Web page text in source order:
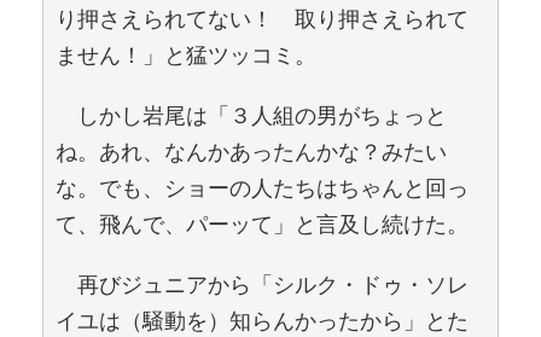
り押さえられてない！ 取り押さえられて
ません！」と猛ツッコミ。
しかし岩尾は「３人組の男がちょっと
ね。あれ、なんかあったんかな？みたい
な。でも、ショーの人たちはちゃんと回っ
て、飛んで、パーッて」と言及し続けた。
再びジュニアから「シルク・ドゥ・ソレ
イユは（騒動を）知らんかったから」とた